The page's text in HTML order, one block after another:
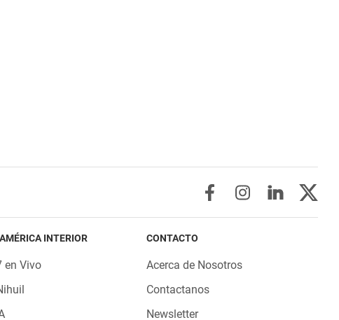
INTERIOR
en Vivo
CONTACTO
Acerca de Nosotros
Contactanos
Newsletter